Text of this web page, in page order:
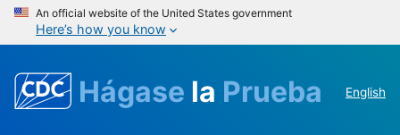
An official website of the United States government
Here’s how you know
Hágase la Prueba English